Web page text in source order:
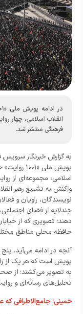
انقلاب اسلامی، چهار
فرهنگی منتشر شد.
به گزارش خبرنگار سرویس
پویش ملی «۱۰۰۱ روایت»
اسلامی، مجموعه‌ای از
واکنش به تشییع رهبر
نویسندگان، راویان و
چندلایه از فضای
دهند؛ تصویری که از
حافظه محلی مناطق
آنچه در ادامه می‌آید،
پویش است که هر یک از
به تصویر می‌کشند؛ از
تحلیل‌های رسانه‌ای و
خمینی؛ جامع‌الاطرافی